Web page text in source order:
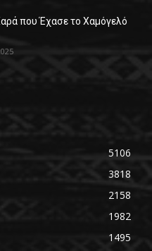
που Έχασε το Χαμόγελό
5106
3818
2158
1982
1495